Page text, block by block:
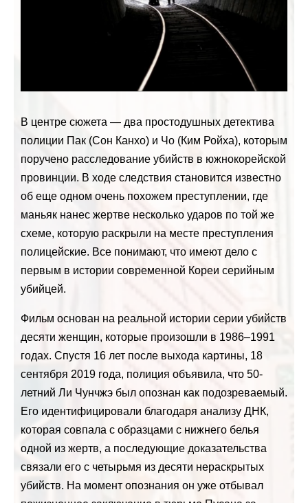
В центре сюжета — два простодушных детектива
полиции Пак (Сон Канхо) и Чо (Ким Ройха), которым
поручено расследование убийств в южнокорейской
провинции. В ходе следствия становится известно
об еще одном очень похожем преступлении, где
маньяк нанес жертве несколько ударов по той же
схеме, которую раскрыли на месте преступления
полицейские. Все понимают, что имеют дело с
первым в истории современной Кореи серийным
убийцей.
Фильм основан на реальной истории серии убийств
десяти женщин, которые произошли в 1986–1991
годах. Спустя 16 лет после выхода картины, 18
сентября 2019 года, полиция объявила, что 50-
летний Ли Чунчжэ был опознан как подозреваемый.
Его идентифицировали благодаря анализу ДНК,
которая совпала с образцами с нижнего белья
одной из жертв, а последующие доказательства
связали его с четырьмя из десяти нераскрытых
убийств. На момент опознания он уже отбывал